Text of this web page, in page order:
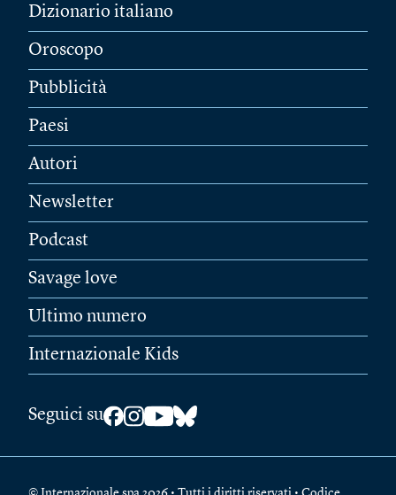
Dizionario italiano
Oroscopo
Pubblicità
Paesi
Autori
Newsletter
Podcast
Savage love
Ultimo numero
Internazionale Kids
Seguici su